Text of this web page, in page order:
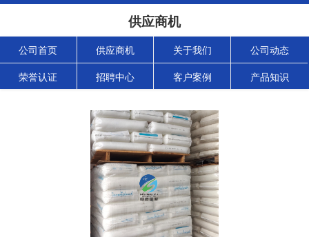
供应商机
公司首页 供应商机 关于我们 公司动态
荣誉认证 招聘中心 客户案例 产品知识